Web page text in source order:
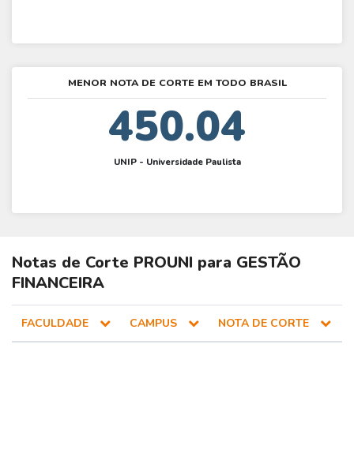
MENOR NOTA DE CORTE EM TODO BRASIL
450.04
UNIP - Universidade Paulista
Notas de Corte PROUNI para GESTÃO
FINANCEIRA
FACULDADE CAMPUS NOTA DE CORTE